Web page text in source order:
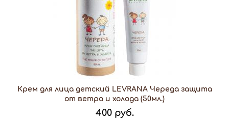
Крем для лица детский LEVRANA Череда защита
от ветра и холода (50мл.)
400 руб.